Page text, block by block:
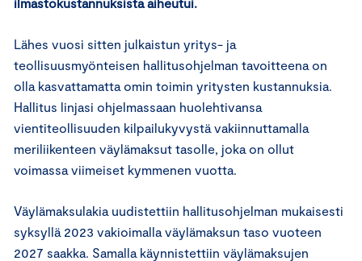
Lähes vuosi sitten julkaistun yritys- ja
teollisuusmyönteisen hallitusohjelman tavoitteena on
olla kasvattamatta omin toimin yritysten kustannuksia.
Hallitus linjasi ohjelmassaan huolehtivansa
vientiteollisuuden kilpailukyvystä vakiinnuttamalla
meriliikenteen väylämaksut tasolle, joka on ollut
voimassa viimeiset kymmenen vuotta.
Väylämaksulakia uudistettiin hallitusohjelman mukaisesti
syksyllä 2023 vakioimalla väylämaksun taso vuoteen
2027 saakka. Samalla käynnistettiin väylämaksujen